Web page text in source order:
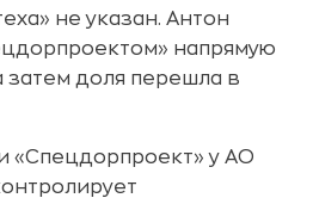
не указан. Антон
напрямую
затем доля перешла в
«Спецдорпроект» у АО